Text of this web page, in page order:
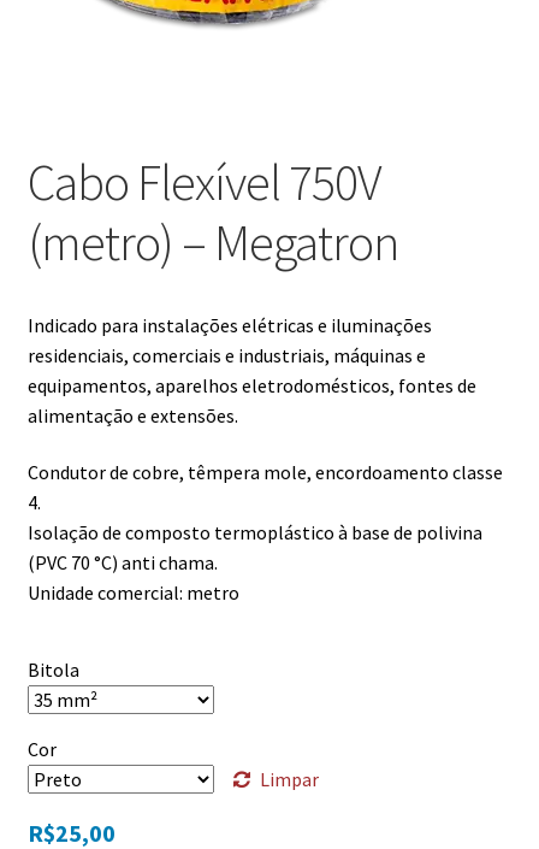
Cabo Flexível 750V
(metro) – Megatron
Indicado para instalações elétricas e iluminações
residenciais, comerciais e industriais, máquinas e
equipamentos, aparelhos eletrodomésticos, fontes de
alimentação e extensões.
Condutor de cobre, têmpera mole, encordoamento classe
4.
Isolação de composto termoplástico à base de polivina
(PVC 70 °C) anti chama.
Unidade comercial: metro
Bitola
Cor
Limpar
R$25,00